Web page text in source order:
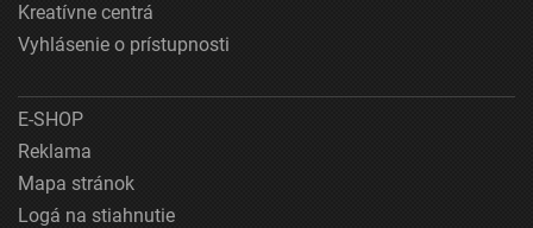
Kreatívne centrá
Vyhlásenie o prístupnosti
E-SHOP
Reklama
Mapa stránok
Logá na stiahnutie